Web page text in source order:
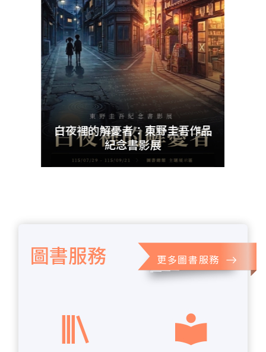
白夜裡的解憂者：東野圭吾作品
紀念書影展
圖書服務 更多圖書服務